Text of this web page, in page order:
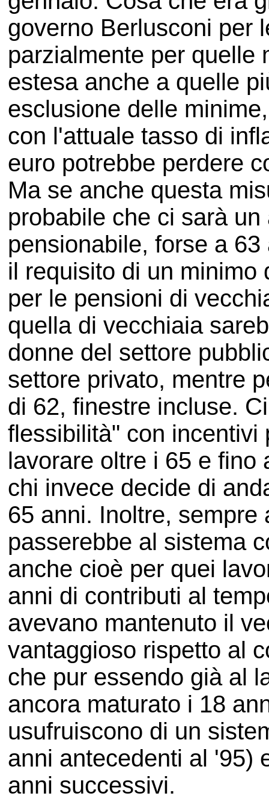
governo Berlusconi per
parzialmente per quelle
estesa anche a quelle
esclusione delle
con l'attuale tasso di
euro potrebbe perdere
Ma se anche questa
probabile che ci sarà
pensionabile, forse a
il requisito di un minimo
per le pensioni di
quella di vecchiaia
donne del settore
settore privato, mentre
di 62, finestre incluse.
flessibilità" con incentivi
lavorare oltre i 65 e fino
chi invece decide di
65 anni. Inoltre, sempre
passerebbe al sistema
anche cioè per quei
anni di contributi al
avevano mantenuto il
vantaggioso rispetto al
che pur essendo già al
ancora maturato i 18
usufruiscono di un
anni antecedenti al '95)
anni successivi.